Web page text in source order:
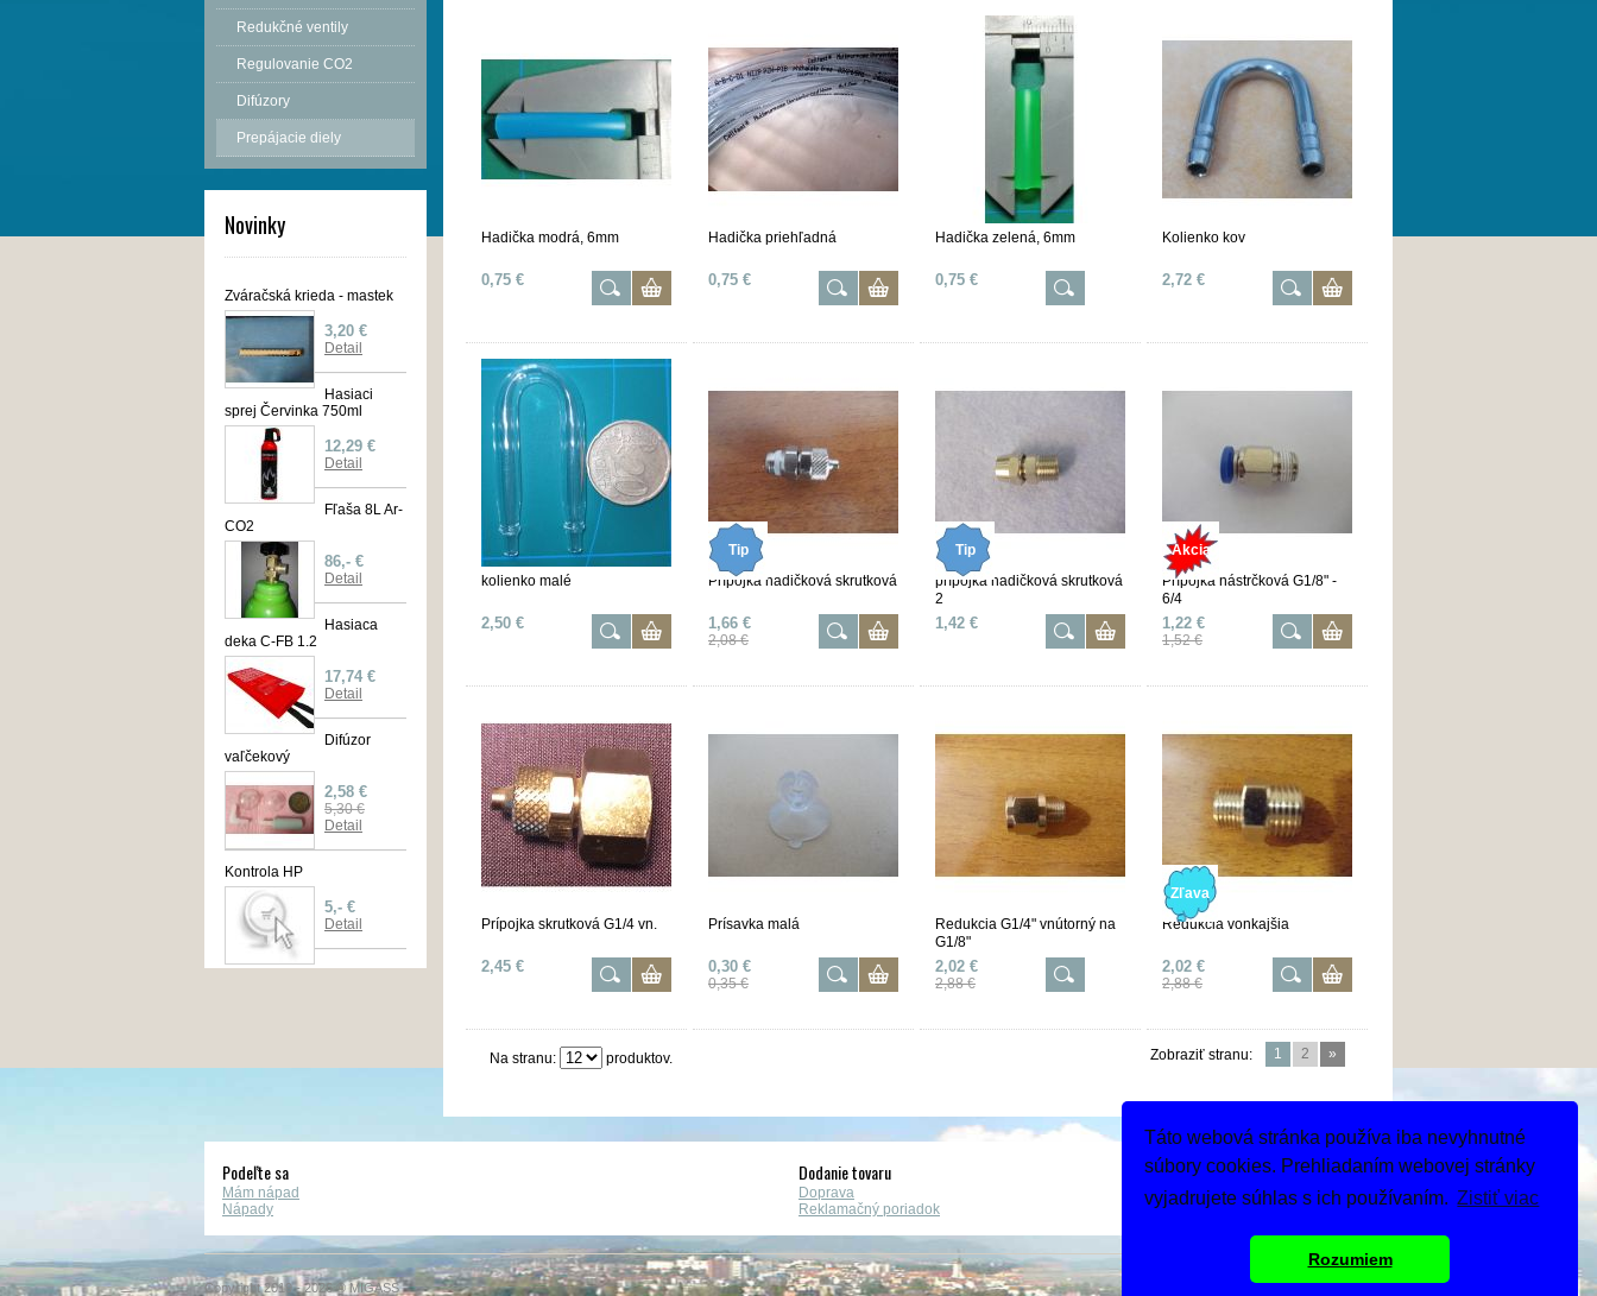
Táto webová stránka používa iba nevyhnutné
súbory cookies. Prehliadaním webovej stránky
vyjadrujete súhlas s ich používaním. Zistiť viac
Rozumiem
Redukčné ventily
Regulovanie CO2
Difúzory
Prepájacie diely
Novinky
Zváračská krieda - mastek
3,20 €
Detail
Hasiaci
sprej Červinka 750ml
12,29 €
Detail
Fľaša 8L Ar-
CO2
86,- €
Detail
Hasiaca
deka C-FB 1.2
17,74 €
Detail
Difúzor
vaľčekový
2,58 €
5,30 €
Detail
Kontrola HP
5,- €
Detail
Hadička modrá, 6mm
0,75 €
Hadička priehľadná
0,75 €
Hadička zelená, 6mm
0,75 €
Kolienko kov
2,72 €
kolienko malé
2,50 €
Tip
Prípojka hadičková skrutková
1,66 €
2,08 €
Tip
prípojka hadičková skrutková
2
1,42 €
Akcia
Prípojka nástrčková G1/8" -
6/4
1,22 €
1,52 €
Prípojka skrutková G1/4 vn.
2,45 €
Prísavka malá
0,30 €
0,35 €
Redukcia G1/4" vnútorný na
G1/8"
2,02 €
2,88 €
Zľava
Redukcia vonkajšia
2,02 €
2,88 €
Na stranu: produktov. Zobraziť stranu: 1 2 »
Podeľte sa
Mám nápad
Nápady
Dodanie tovaru
Doprava
Reklamačný poriadok
Copyright 2019 - 2026 © MIGASS